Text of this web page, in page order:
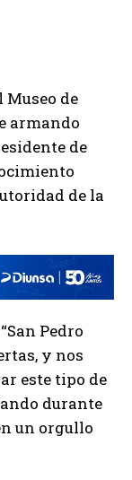
Museo de
armando
de
de la
Pedro
y nos
este tipo de
durante
un orgullo